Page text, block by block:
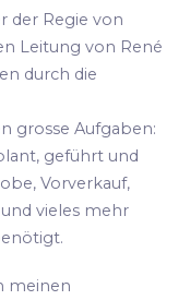
der Regie von
Leitung von René
durch die
grosse Aufgaben:
geführt und
Vorverkauf,
vieles mehr
meinen